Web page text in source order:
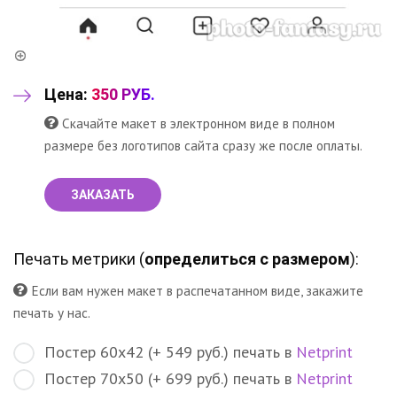
Цена: 350 РУБ.
Скачайте макет в электронном виде в полном
размере без логотипов сайта сразу же после оплаты.
ЗАКАЗАТЬ
Печать метрики (определиться с размером):
Если вам нужен макет в распечатанном виде, закажите
печать у нас.
Постер 60х42 (+ 549 руб.) печать в Netprint
Постер 70х50 (+ 699 руб.) печать в Netprint